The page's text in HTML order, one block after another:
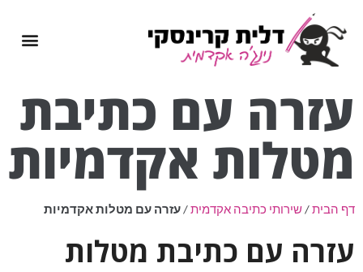
עזרה עם כתיבת
מטלות אקדמיות
דף הבית / שירותי כתיבה אקדמית / עזרה עם מטלות אקדמיות
עזרה עם כתיבת מטלות